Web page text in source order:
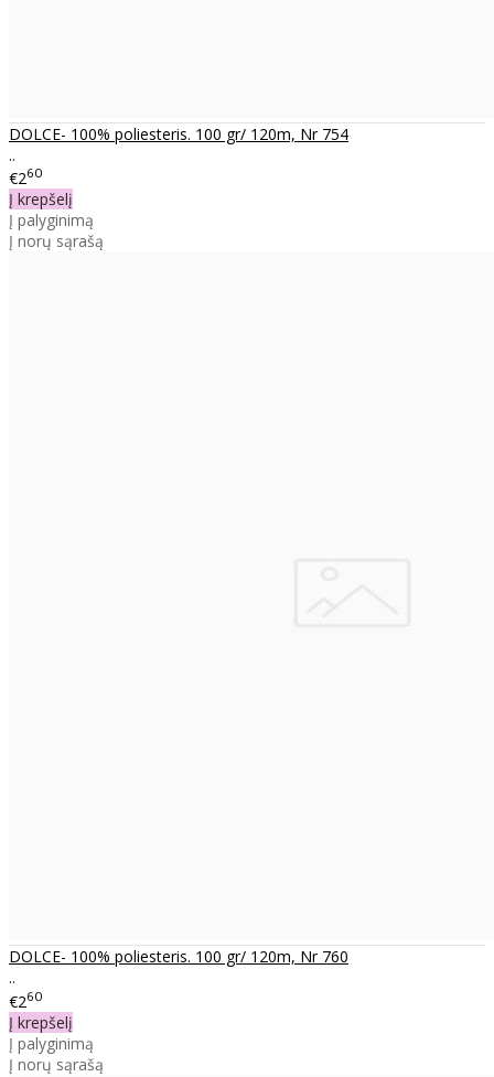
DOLCE- 100% poliesteris. 100 gr/ 120m, Nr 754
..
€260
Į krepšelį
Į palyginimą
Į norų sąrašą
DOLCE- 100% poliesteris. 100 gr/ 120m, Nr 760
..
€260
Į krepšelį
Į palyginimą
Į norų sąrašą